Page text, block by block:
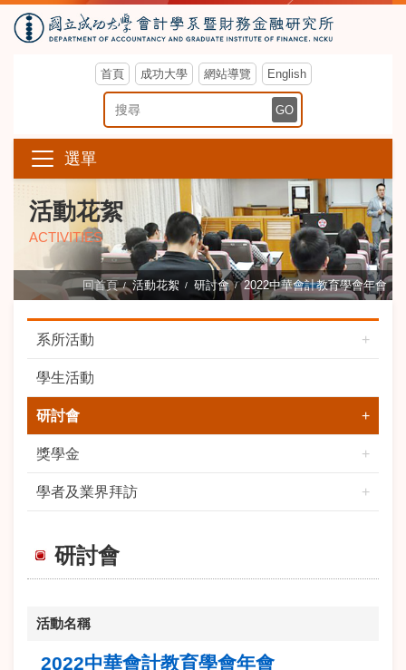
首頁 成功大學 網站導覽 English
搜尋關鍵字 GO
選單
活動花絮
ACTIVITIES
回首頁 活動花絮 研討會 2022中華會計教育學會年會
系所活動
學生活動
研討會
獎學金
學者及業界拜訪
研討會
活動名稱
2022中華會計教育學會年會